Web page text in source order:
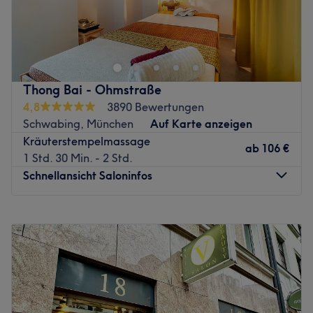
Zurück zur Salonansicht
Thong Bai - Ohmstraße
4,8
3890 Bewertungen
Schwabing, München
Auf Karte anzeigen
Kräuterstempelmassage
1 Std. 30 Min. - 2 Std.
ab 106 €
Schnellansicht Saloninfos
Dienstag
Geschlossen
Mittwoch
10:00–21:00
Donnerstag
10:00–21:00
Freitag
10:00 – 21:00
Samstag
10:00–
21:00